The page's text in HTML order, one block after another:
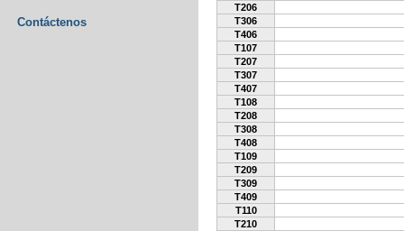
Contáctenos
T206
T306
T406
T107
T207
T307
T407
T108
T208
T308
T408
T109
T209
T309
T409
T110
T210